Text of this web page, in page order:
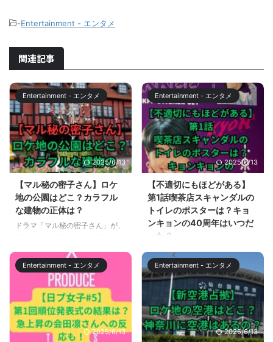
-Entertainment - エンタメ
関連記事
Entertainment - エンタメ
2025/6/13
【マル秘の密子さん】ロケ
地の公園はどこ？カラフル
な建物の正体は？
ドラマ「マル秘の密子さん」が、
ビ系で放送されます。 放送開始
前に公式ページや公式SNSで予告
動画が配信されていますが、予告
動画に登場する景色や、建物が気
になった人も多いことでしょう。
https://twitter.com/maruhi_mitsu
ko/status/18070515208627733
43 この記事では、ドラマ「マル
Entertainment - エンタメ
2025/6/13
【不適切にもほどがある】
第1話喫茶店スキャンダルの
トイレのポスターは？キョ
ンキョンの40周年はいつだ
った？
不適切にもほどがある第1話が放
送されました。 喫茶スキャンダ
ルのトイレのポスターに隠された
穴が、時代を行き来できるタイム
ホールでした（リフォームにより
使えなくなってしまいました）
が、そこに貼られたポスターに反
応してしまった人も多いはず。
Entertainment - エンタメ
2025/6/13
Entertainment - エンタメ
2025/6/13